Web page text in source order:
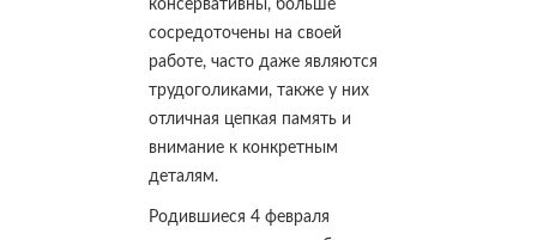
консервативны, больше
сосредоточены на своей
работе, часто даже являются
трудоголиками, также у них
отличная цепкая память и
внимание к конкретным
деталям.
Родившиеся 4 февраля